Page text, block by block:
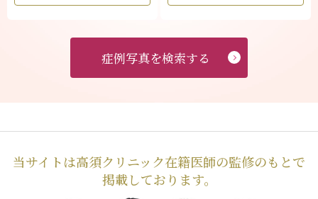
症例写真を検索する
当サイトは高須クリニック在籍医師の監修のもとで
掲載しております。